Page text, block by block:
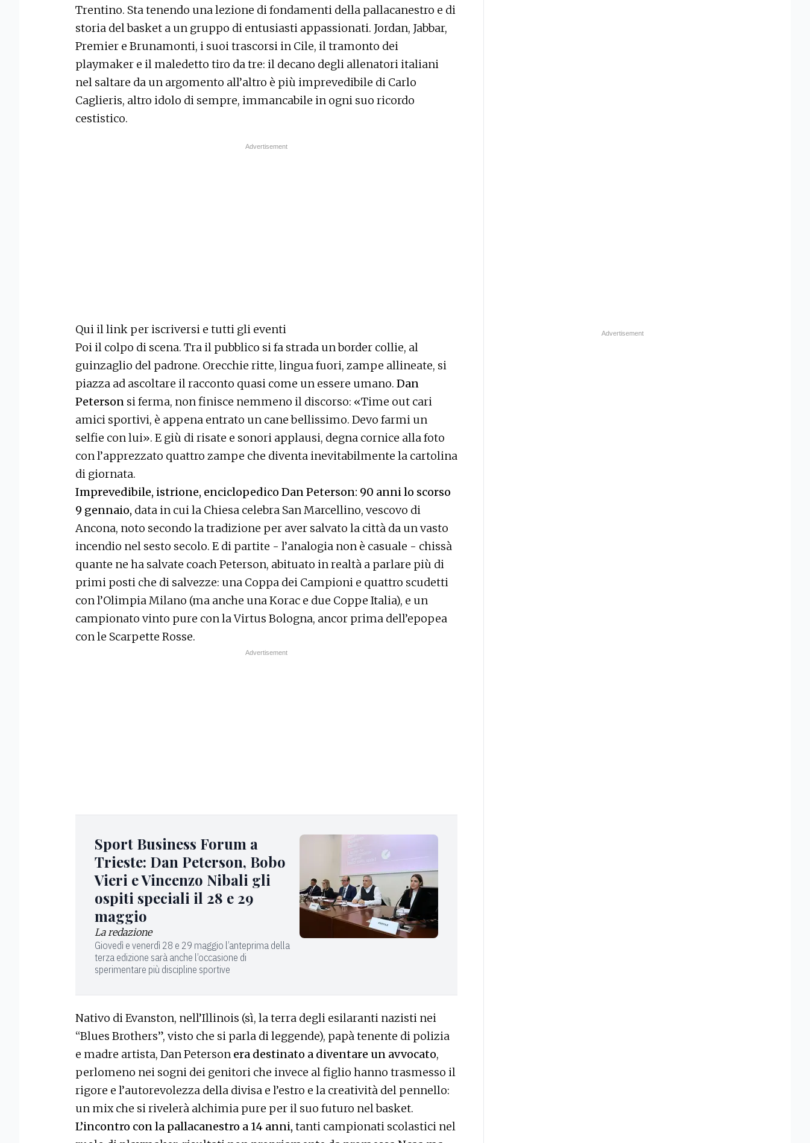
Trentino. Sta tenendo una lezione di fondamenti della pallacanestro e di
storia del basket a un gruppo di entusiasti appassionati. Jordan, Jabbar,
Premier e Brunamonti, i suoi trascorsi in Cile, il tramonto dei
playmaker e il maledetto tiro da tre: il decano degli allenatori italiani
nel saltare da un argomento all’altro è più imprevedibile di Carlo
Caglieris, altro idolo di sempre, immancabile in ogni suo ricordo
cestistico.
Qui il link per iscriversi e tutti gli eventi
Poi il colpo di scena. Tra il pubblico si fa strada un border collie, al
guinzaglio del padrone. Orecchie ritte, lingua fuori, zampe allineate, si
piazza ad ascoltare il racconto quasi come un essere umano. Dan
Peterson si ferma, non finisce nemmeno il discorso: «Time out cari
amici sportivi, è appena entrato un cane bellissimo. Devo farmi un
selfie con lui». E giù di risate e sonori applausi, degna cornice alla foto
con l’apprezzato quattro zampe che diventa inevitabilmente la cartolina
di giornata.
Imprevedibile, istrione, enciclopedico Dan Peterson: 90 anni lo scorso
9 gennaio, data in cui la Chiesa celebra San Marcellino, vescovo di
Ancona, noto secondo la tradizione per aver salvato la città da un vasto
incendio nel sesto secolo. E di partite - l’analogia non è casuale - chissà
quante ne ha salvate coach Peterson, abituato in realtà a parlare più di
primi posti che di salvezze: una Coppa dei Campioni e quattro scudetti
con l’Olimpia Milano (ma anche una Korac e due Coppe Italia), e un
campionato vinto pure con la Virtus Bologna, ancor prima dell’epopea
con le Scarpette Rosse.
Sport Business Forum a
Trieste: Dan Peterson, Bobo
Vieri e Vincenzo Nibali gli
ospiti speciali il 28 e 29
maggio
La redazione
Giovedì e venerdì 28 e 29 maggio l’anteprima della
terza edizione sarà anche l’occasione di
sperimentare più discipline sportive
Nativo di Evanston, nell’Illinois (sì, la terra degli esilaranti nazisti nei
“Blues Brothers”, visto che si parla di leggende), papà tenente di polizia
e madre artista, Dan Peterson era destinato a diventare un avvocato,
perlomeno nei sogni dei genitori che invece al figlio hanno trasmesso il
rigore e l’autorevolezza della divisa e l’estro e la creatività del pennello:
un mix che si rivelerà alchimia pure per il suo futuro nel basket.
L’incontro con la pallacanestro a 14 anni, tanti campionati scolastici nel